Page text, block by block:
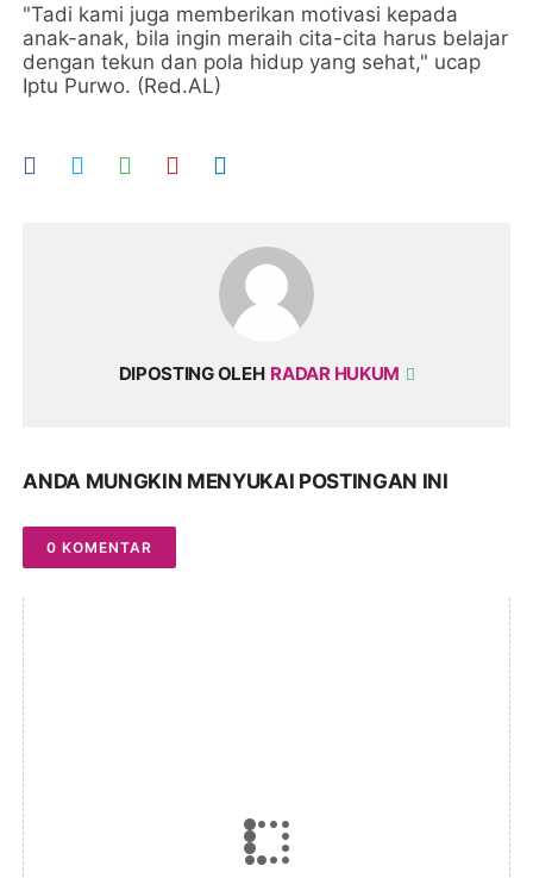
"Tadi kami juga memberikan motivasi kepada
anak-anak, bila ingin meraih cita-cita harus belajar
dengan tekun dan pola hidup yang sehat," ucap
Iptu Purwo. (Red.AL)
DIPOSTING OLEH RADAR HUKUM
ANDA MUNGKIN MENYUKAI POSTINGAN INI
0 KOMENTAR